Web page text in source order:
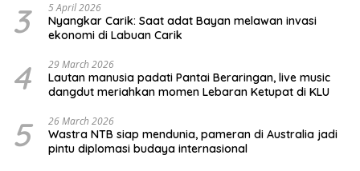
3 5 April 2026
Nyangkar Carik: Saat adat Bayan melawan invasi
ekonomi di Labuan Carik
4 29 March 2026
Lautan manusia padati Pantai Beraringan, live music
dangdut meriahkan momen Lebaran Ketupat di KLU
5 26 March 2026
Wastra NTB siap mendunia, pameran di Australia jadi
pintu diplomasi budaya internasional